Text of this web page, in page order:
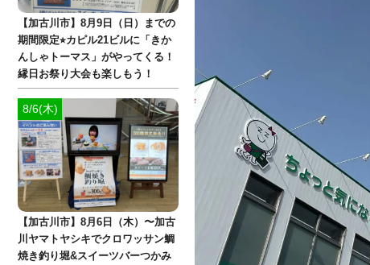
【加古川市】8月9日（日）までの
期間限定⭐︎カピル21ビルに「きか
んしゃトーマス」がやってくる！
縁日お祭り大会も楽しもう！
8/6(木)
【加古川市】8月6日（木）〜加古
川ヤマトヤシキでクロワッサン鯛
焼き釣り堀&スイーツバーつかみ